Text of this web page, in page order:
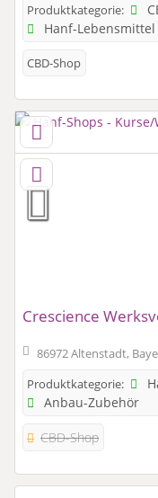
Produktkategorie:
Hanf-Lebensmittel
CBD-Shop
Crescience
86972 Altenstadt,
Produktkategorie:
Anbau-Zubehör
CBD-Shop